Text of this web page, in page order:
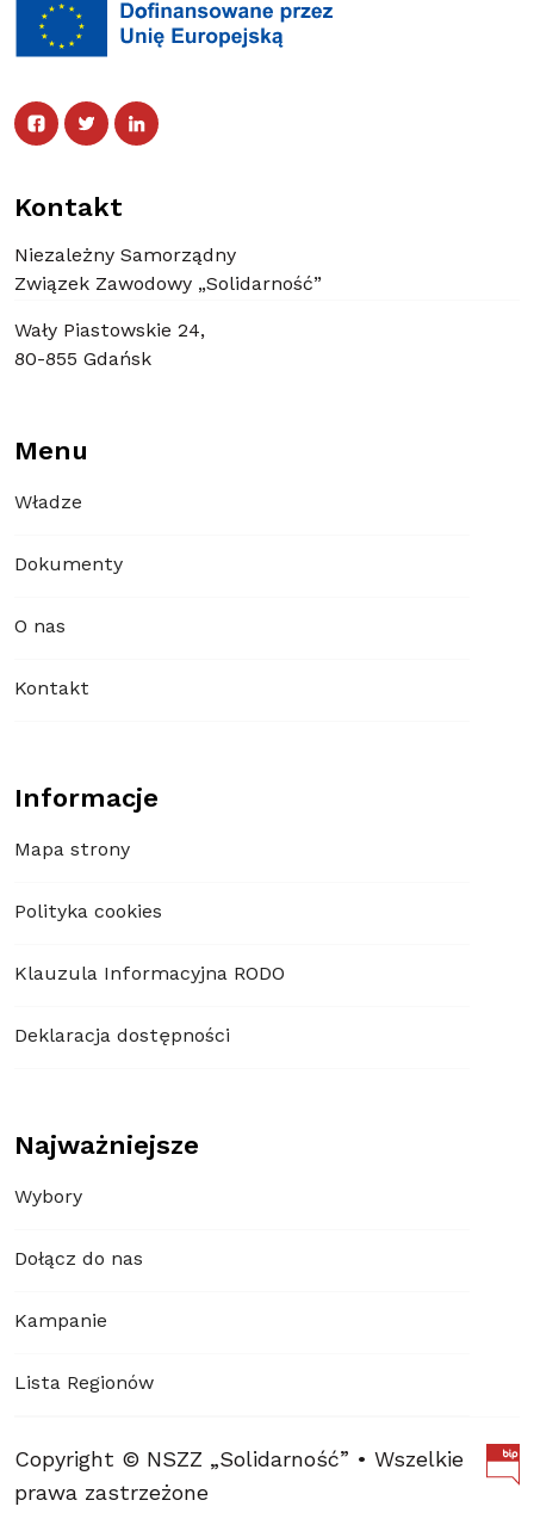
Facebook Facebook
TwitterTwitter
Linked In
Kontakt
Niezależny Samorządny
Związek Zawodowy „Solidarność”
Wały Piastowskie 24,
80-855 Gdańsk
Menu
Władze
Dokumenty
O nas
Kontakt
Informacje
Mapa strony
Polityka cookies
Klauzula Informacyjna RODO
Deklaracja dostępności
Najważniejsze
Wybory
Dołącz do nas
Kampanie
Lista Regionów
Copyright © NSZZ „Solidarność” • Wszelkie
prawa zastrzeżone